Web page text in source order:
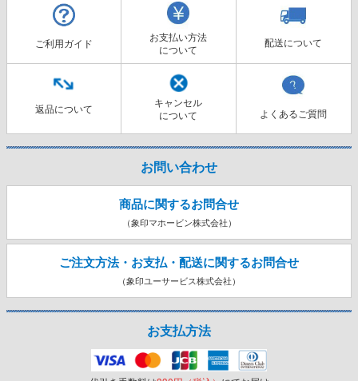
ご利用ガイド
お支払い方法
について
配送について
返品について
キャンセル
について
よくあるご質問
お問い合わせ
商品に関するお問合せ
（象印マホービン株式会社）
ご注文方法・お支払・配送に関するお問合せ
（象印ユーサービス株式会社）
お支払方法